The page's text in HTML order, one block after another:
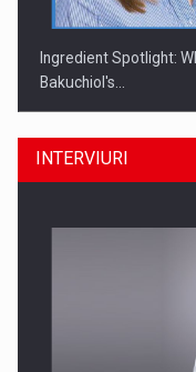
Ingredient Spotlight:
Bakuchiol's…
INTERVIURI